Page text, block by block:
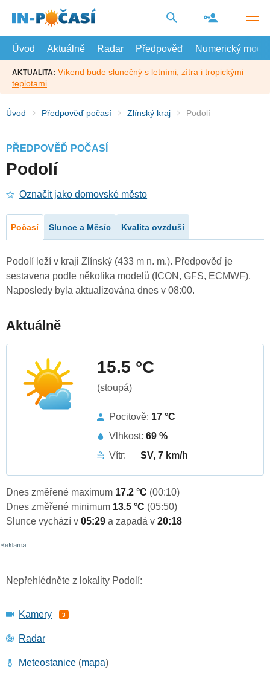
hlavní
Úvod
Aktuálně Radar Předpověď Numerický model
AKTUALITA: Víkend bude slunečný s letními, zítra i tropickými
teplotami
Úvod Předpověď počasí Zlínský kraj Podolí
PŘEDPOVĚĎ POČASÍ
Podolí
Označit jako domovské město
Počasí Slunce a Měsíc Kvalita ovzduší
Podolí leží v kraji Zlínský (433 m n. m.). Předpověď je
sestavena podle několika modelů (ICON, GFS, ECMWF).
Naposledy byla aktualizována dnes v 08:00.
Aktuálně
15.5 °C
(stoupá)
Pocitově: 17 °C
Vlhkost: 69 %
Vítr:
SV, 7 km/h
Dnes změřené maximum 17.2 °C (00:10)
Dnes změřené minimum 13.5 °C (05:50)
Slunce vychází v 05:29 a zapadá v 20:18
Nepřehlédněte z lokality Podolí:
Kamery 3
Radar
Meteostanice (mapa)